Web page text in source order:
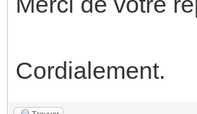
Cordialement.